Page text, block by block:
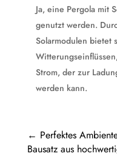
Ja, eine Pergola mit
genutzt werden.
Solarmodulen bietet
Strom, der zur
werden kann.
← Perfektes
Bausatz aus